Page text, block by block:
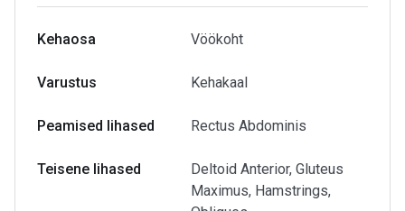
Kehaosa Vöökoht
Varustus Kehakaal
Peamised lihased Rectus Abdominis
Teisene lihased
Deltoid Anterior, Gluteus
Maximus, Hamstrings,